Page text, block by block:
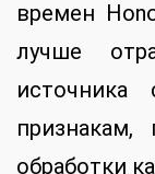
времен
лучше
признакам,
обработки